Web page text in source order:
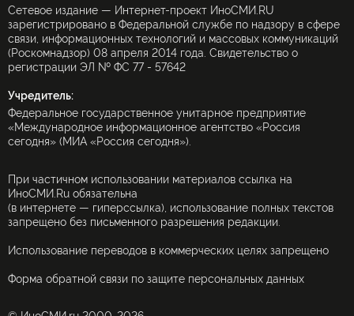
Сетевое издание — Интернет-проект ИноСМИ.RU
зарегистрировано в Федеральной службе по надзору в сфере
связи, информационных технологий и массовых коммуникаций
(Роскомнадзор) 08 апреля 2014 года. Свидетельство о
регистрации ЭЛ № ФС 77 - 57642
Учредитель:
Федеральное государственное унитарное предприятие
«Международное информационное агентство «Россия
сегодня» (МИА «Россия сегодня»).
При частичном использовании материалов ссылка на
ИноСМИ.Ru обязательна
(в интернете — гиперссылка), использование полных текстов
запрещено без письменного разрешения редакции.
Использование переводов в коммерческих целях запрещено
Форма обратной связи по защите персональных данных